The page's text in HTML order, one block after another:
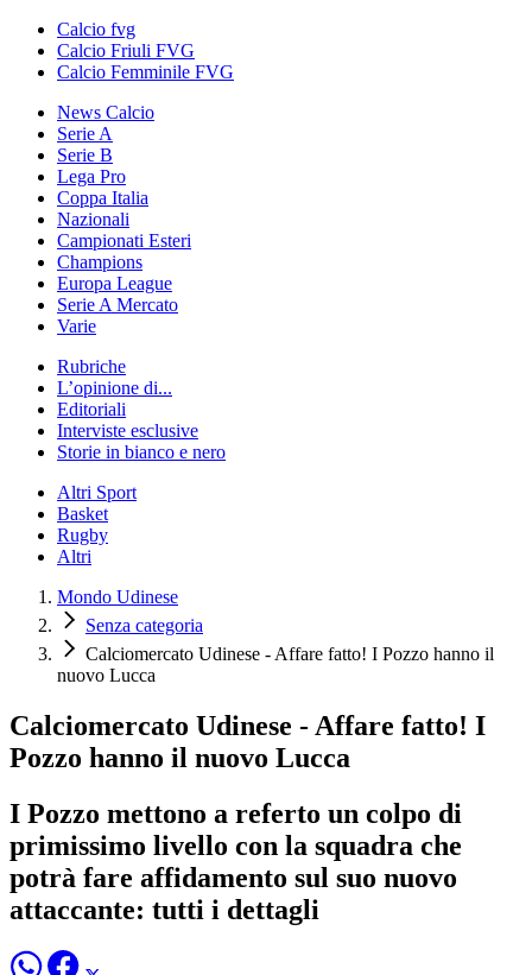
Calcio fvg
Calcio Friuli FVG
Calcio Femminile FVG
News Calcio
Serie A
Serie B
Lega Pro
Coppa Italia
Nazionali
Campionati Esteri
Champions
Europa League
Serie A Mercato
Varie
Rubriche
L’opinione di...
Editoriali
Interviste esclusive
Storie in bianco e nero
Altri Sport
Basket
Rugby
Altri
Mondo Udinese
Senza categoria
Calciomercato Udinese - Affare fatto! I Pozzo hanno il
nuovo Lucca
Calciomercato Udinese - Affare fatto! I
Pozzo hanno il nuovo Lucca
I Pozzo mettono a referto un colpo di
primissimo livello con la squadra che
potrà fare affidamento sul suo nuovo
attaccante: tutti i dettagli